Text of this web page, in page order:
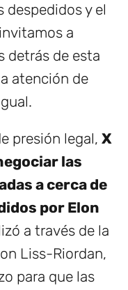
despedidos y el
a
detrás de esta
atención de
presión legal, X
las
a cerca de
por Elon
a través de la
Liss-Riordan,
para que las